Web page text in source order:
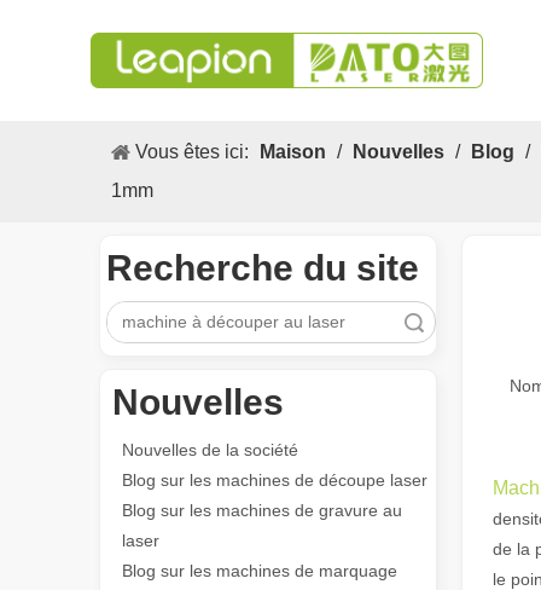
Vous êtes ici: Maison / Nouvelles / Blog /
1mm
Recherche du site
recherche
Nouvelles
Nouvelles de la société
Blog sur les machines de découpe laser
Blog sur les machines de gravure au
laser
Blog sur les machines de marquage
de la
le